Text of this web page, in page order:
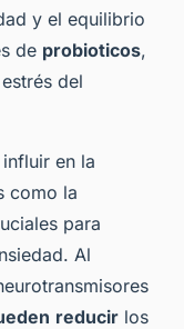
y el equilibrio
de probioticos,
del
en la
como la
para
Al
reducir los